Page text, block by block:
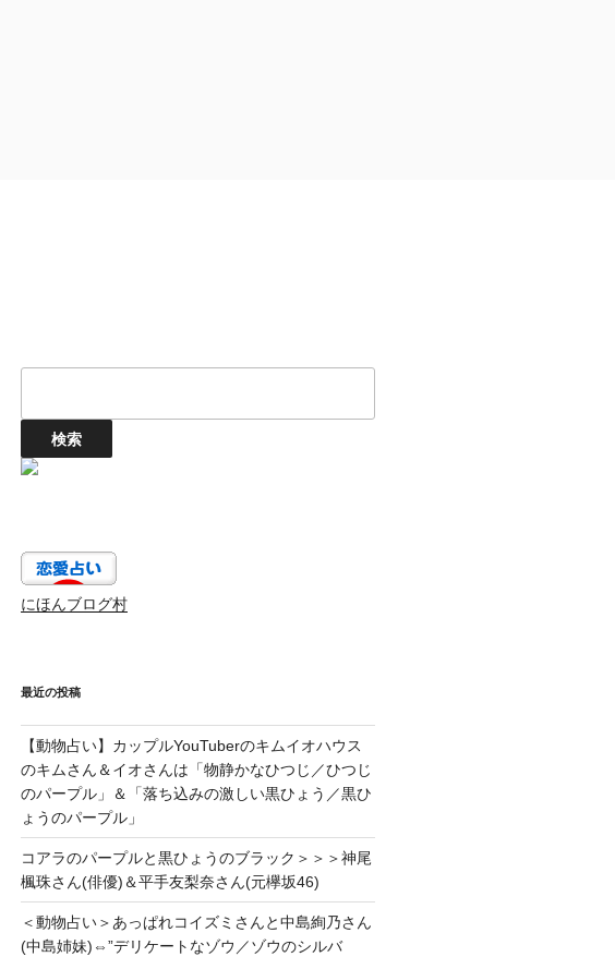
にほんブログ村
最近の投稿
【動物占い】カップルYouTuberのキムイオハウス
のキムさん＆イオさんは「物静かなひつじ／ひつじ
のパープル」＆「落ち込みの激しい黒ひょう／黒ひ
ょうのパープル」
コアラのパープルと黒ひょうのブラック＞＞＞神尾
楓珠さん(俳優)＆平手友梨奈さん(元欅坂46)
＜動物占い＞あっぱれコイズミさんと中島絢乃さん
(中島姉妹)⇔”デリケートなゾウ／ゾウのシルバ